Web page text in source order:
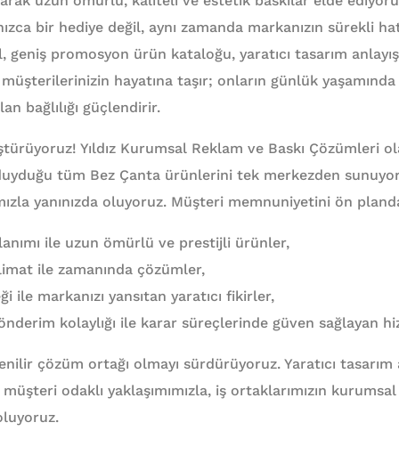
bir hediye değil, aynı zamanda markanızın sürekli
geniş promosyon ürün kataloğu, yaratıcı tasarım
müşterilerinizin hayatına taşır; onların günlük yaşamında
bağlılığı güçlendirir.
Yıldız Kurumsal Reklam ve Baskı Çözümleri
tüm Bez Çanta ürünlerini tek merkezden
yanınızda oluyoruz. Müşteri memnuniyetini ön
ile uzun ömürlü ve prestijli ürünler,
ile zamanında çözümler,
ile markanızı yansıtan yaratıcı fikirler,
kolaylığı ile karar süreçlerinde güven sağlayan
çözüm ortağı olmayı sürdürüyoruz. Yaratıcı tasarım
odaklı yaklaşımımızla, iş ortaklarımızın